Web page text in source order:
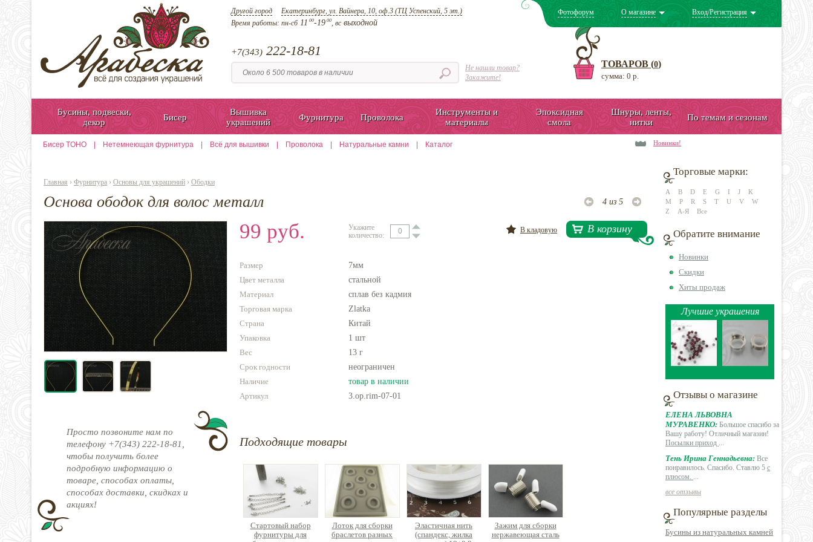
Другой город Екатеринбург, ул. Вайнера, 10, оф.3 (ТЦ Успенский, 5 эт.)
Время работы: пн-сб11 00-19 00, всвыходной
+7(343) 222-18-81
Не нашли товар?
Закажите!
Фотофорум О магазине Вход/Регистрация
ТОВАРОВ (0)
сумма: 0 р.
Бусины, подвески,
декор
Бисер
Вышивка
украшений
Фурнитура Проволока
Инструменты и
материалы
Эпоксидная
смола
Шнуры, ленты,
нитки
По темам и сезонам
Бисер TOHO Нетемнеющая фурнитура Всё для вышивки Проволока Натуральные камни Каталог Новинки!
Главная › Фурнитура › Основы для украшений › Ободки
Основа ободок для волос металл 4 из 5
Просто позвоните нам по
телефону +7(343) 222-18-81,
чтобы получить более
подробную информацию о
товаре, способах оплаты,
способах доставки, скидках и
акциях!
99 руб.
Укажите
количество:
В корзину
В кладовую
Размер
7мм
Цвет металла
стальной
Материал
сплав без кадмия
Торговая марка
Zlatka
Страна
Китай
Упаковка
1 шт
Вес
13 г
Срок годности
неограничен
Наличие
товар в наличии
Артикул
3.op.rim-07-01
Подходящие товары
Стартовый набор
фурнитуры для
Лоток для сборки
браслетов разных
Эластичная нить
(спандекс, жилка
Зажим для сборки
нержавеющая сталь
Торговые марки:
A B D E G I J
K
M
P R S T U V
W
Z
А-Я Все
Обратите внимание
Новинки
Скидки
Хиты продаж
Лучшие украшения
Отзывы о магазине
ЕЛЕНА ЛЬВОВНА
МУРАВЕНКО: Большое спасибо за
Вашу работу! Отличный магазин!
Посылки приход ...
Тень Ирина Геннадьевна: Все
понравилось. Спасибо. Ставлю 5 с
плюсом. ...
все отзывы
Популярные разделы
Бусины из натуральных камней